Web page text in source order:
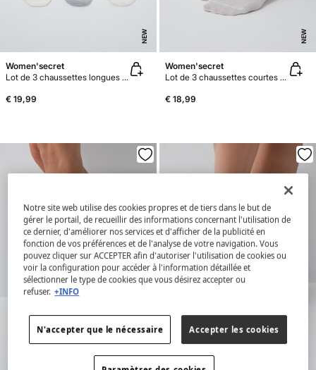
NEW
Women'secret
Lot de 3 chaussettes longues imprimé Snoopy
€ 19,99
NEW
Women'secret
Lot de 3 chaussettes courtes lurex bleues
€ 18,99
Notre site web utilise des cookies propres et de tiers dans le but de
gérer le portail, de recueillir des informations concernant l'utilisation de
ce dernier, d'améliorer nos services et d'afficher de la publicité en
fonction de vos préférences et de l'analyse de votre navigation. Vous
pouvez cliquer sur ACCEPTER afin d'autoriser l'utilisation de cookies ou
voir la configuration pour accéder à l'information détaillée et
sélectionner le type de cookies que vous désirez accepter ou
refuser. +INFO
N'accepter que le nécessaire Accepter les cookies